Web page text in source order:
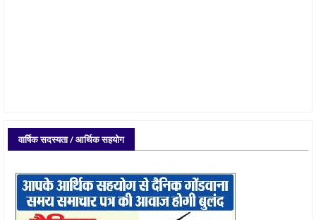
वार्षिक सदस्यता / आर्थिक सहयोग